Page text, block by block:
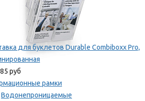
для буклетов Durable Combiboxx Pro,
руб
рамки
Водонепроницаемые